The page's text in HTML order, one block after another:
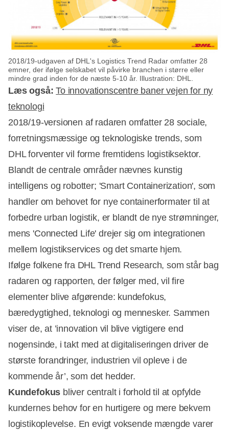
2018/19-udgaven af DHL's Logistics Trend Radar omfatter 28
emner, der ifølge selskabet vil påvirke branchen i større eller
mindre grad inden for de næste 5-10 år. Illustration: DHL.
Læs også: To innovationscentre baner vejen for ny
teknologi
2018/19-versionen af radaren omfatter 28 sociale,
forretningsmæssige og teknologiske trends, som
DHL forventer vil forme fremtidens logistiksektor.
Blandt de centrale områder nævnes kunstig
intelligens og robotter; 'Smart Containerization', som
handler om behovet for nye containerformater til at
forbedre urban logistik, er blandt de nye strømninger,
mens 'Connected Life' drejer sig om integrationen
mellem logistikservices og det smarte hjem.
Ifølge folkene fra DHL Trend Research, som står bag
radaren og rapporten, der følger med, vil fire
elementer blive afgørende: kundefokus,
bæredygtighed, teknologi og mennesker. Sammen
viser de, at ’innovation vil blive vigtigere end
nogensinde, i takt med at digitaliseringen driver de
største forandringer, industrien vil opleve i de
kommende år’, som det hedder.
Kundefokus bliver centralt i forhold til at opfylde
kundernes behov for en hurtigere og mere bekvem
logistikoplevelse. En evigt voksende mængde varer